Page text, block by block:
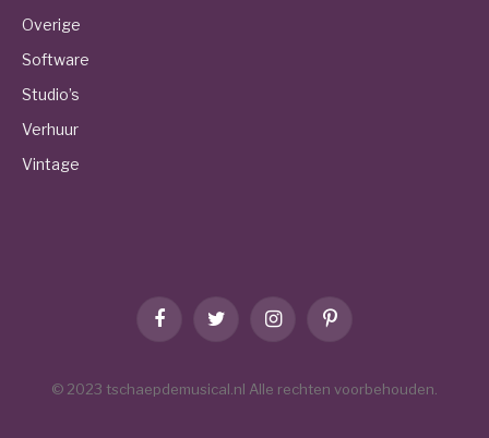
Overige
Software
Studio’s
Verhuur
Vintage
FacebookTwitter InstagramPinterest
© 2023 tschaepdemusical.nl Alle rechten voorbehouden.